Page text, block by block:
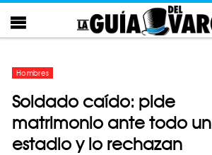
Hombres
Soldado caído: pide
matrimonio ante todo un
estadio y lo rechazan